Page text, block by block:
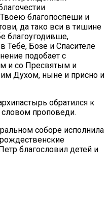
благопоспеши и
да тако вси в тишине
благоугодивше,
Тебе, Бозе и Спасителе
подобает с
и со Пресвятым и
Духом, ныне и присно и
обратился к
проповеди.
соборе исполнила
благословил детей и